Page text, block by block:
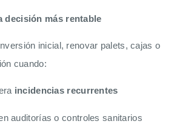
decisión más rentable
inicial, renovar palets, cajas o
cuando:
incidencias recurrentes
auditorías o controles sanitarios